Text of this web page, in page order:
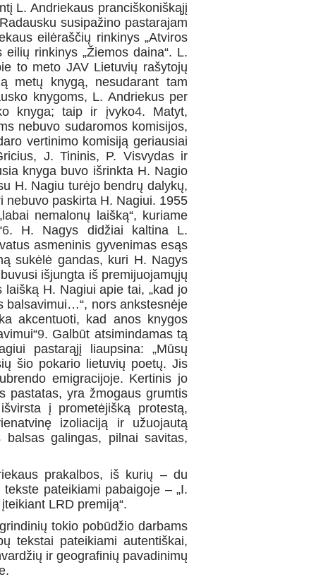
L. Andriekaus pran­ciškoniškąjį
susipa­žino pastarajam
eilėraščių rinkinys „Atviros
rinkinys „Žiemos daina“. L.
to meto JAV Lietuvių rašytojų
metų knygą, nesudarant tam
knygoms, L. Andriekus per
knyga; taip ir įvyko4. Matyt,
nebuvo sudaro­mos komisijos,
vertinimo komisiją geriausiai
J. Tininis, P. Visvydas ir
knyga buvo išrinkta H. Nagio
H. Nagiu turėjo bendrų dalykų,
nebuvo paskirta H. Nagiui. 1955
ne­malonų laišką“, kuriame
6. H. Nagys didžiai kaltina L.
asmeni­nis gyvenimas esąs
sukėlė gandas, kuri H. Nagys
išjungta iš premijuojamųjų
H. Nagiui apie tai, „kad jo
bal­savimui…“, nors ankstesnėje
akcentuoti, kad anos knygos
9. Galbūt atsimindamas tą
pastarąjį liaupsina: „Mūsų
šio pokario lietuvių poetų. Jis
emigracijoje. Kertinis jo
pastatas, yra žmogaus grumtis
į prometėjišką protestą,
izoliaciją ir užuojautą
galin­gas, pilnai savitas,
prakalbos, iš kurių – du
pateikiami pabaigoje – „I.
LRD premiją“.
tokio pobūdžio darbams
tekstai pateikiami autentiškai,
ir geografinių pavadinimų